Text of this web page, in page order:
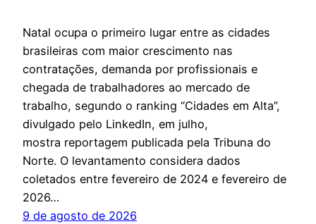
Natal ocupa o primeiro lugar entre as cidades
brasileiras com maior crescimento nas
contratações, demanda por profissionais e
chegada de trabalhadores ao mercado de
trabalho, segundo o ranking “Cidades em Alta”,
divulgado pelo LinkedIn, em julho,
mostra reportagem publicada pela Tribuna do
Norte. O levantamento considera dados
coletados entre fevereiro de 2024 e fevereiro de
2026…
9 de agosto de 2026